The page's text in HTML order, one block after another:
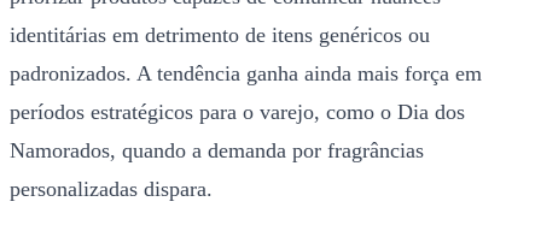
identitárias em detrimento de itens genéricos ou
padronizados. A tendência ganha ainda mais força em
períodos estratégicos para o varejo, como o Dia dos
Namorados, quando a demanda por fragrâncias
personalizadas dispara.